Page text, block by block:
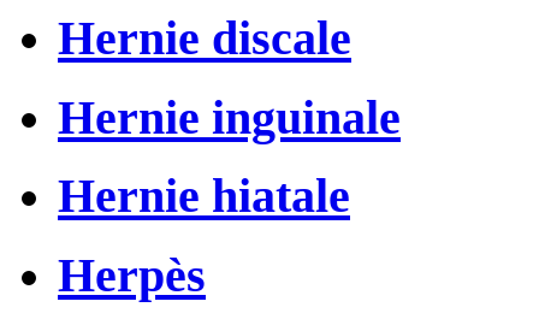
Hernie discale
Hernie inguinale
Hernie hiatale
Herpès